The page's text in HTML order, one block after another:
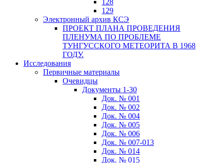
128
129
Электронный архив КСЭ
ПРОЕКТ ПЛАНА ПРОВЕДЕНИЯ
ПЛЕНУМА ПО ПРОБЛЕМЕ
ТУНГУССКОГО МЕТЕОРИТА В 1968
ГОДУ.
Исследования
Первичные материалы
Очевидцы
Документы 1-30
Док. № 001
Док. № 002
Док. № 004
Док. № 005
Док. № 006
Док. № 007-013
Док. № 014
Док. № 015